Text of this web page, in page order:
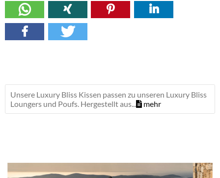
Unsere Luxury Bliss Kissen passen zu unseren Luxury Bliss
Loungers und Poufs. Hergestellt aus...
mehr